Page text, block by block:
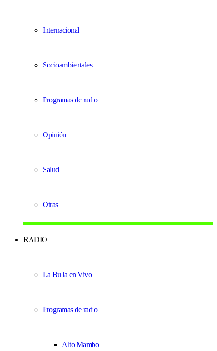
Internacional
Socioambientales
Programas de radio
Opinión
Salud
Otras
RADIO
La Bulla en Vivo
Programas de radio
Alto Mambo